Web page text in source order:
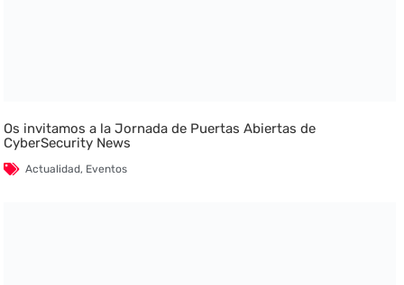
Os invitamos a la Jornada de Puertas Abiertas de
CyberSecurity News
Actualidad, Eventos